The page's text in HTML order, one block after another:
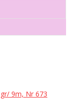
9m, Nr 673